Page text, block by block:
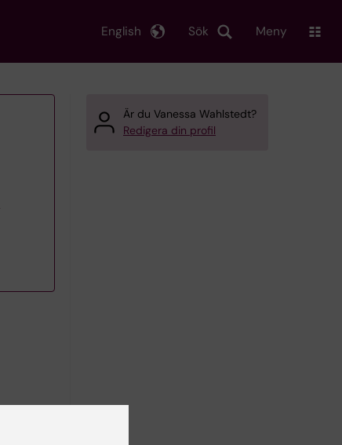
Sök
English Meny
Är du Vanessa Wahlstedt?
Redigera din profil